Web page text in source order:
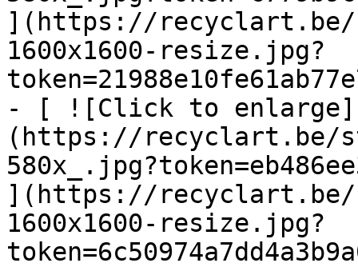
](https://recyclart.be/
1600x1600-resize.jpg?
- [ ![Click to enlarge]
(https://recyclart.be/
](https://recyclart.be/
1600x1600-resize.jpg?